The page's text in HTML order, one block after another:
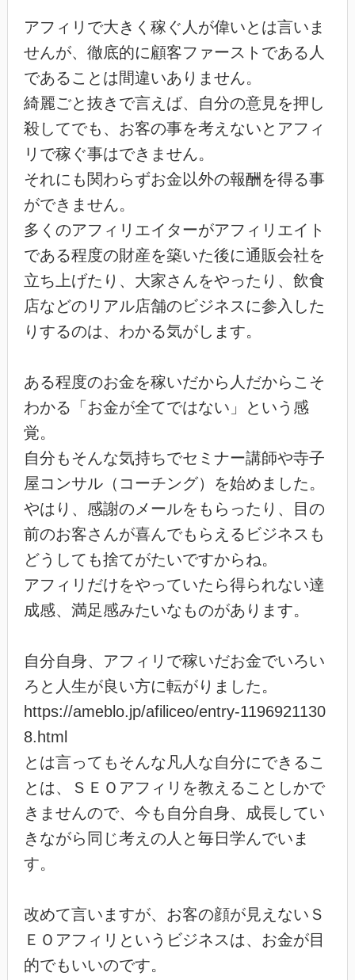
アフィリで大きく稼ぐ人が偉いとは言いま
せんが、徹底的に顧客ファーストである人
であることは間違いありません。
綺麗ごと抜きで言えば、自分の意見を押し
殺してでも、お客の事を考えないとアフィ
リで稼ぐ事はできません。
それにも関わらずお金以外の報酬を得る事
ができません。
多くのアフィリエイターがアフィリエイト
である程度の財産を築いた後に通販会社を
立ち上げたり、大家さんをやったり、飲食
店などのリアル店舗のビジネスに参入した
りするのは、わかる気がします。
ある程度のお金を稼いだから人だからこそ
わかる「お金が全てではない」という感
覚。
自分もそんな気持ちでセミナー講師や寺子
屋コンサル（コーチング）を始めました。
やはり、感謝のメールをもらったり、目の
前のお客さんが喜んでもらえるビジネスも
どうしても捨てがたいですからね。
アフィリだけをやっていたら得られない達
成感、満足感みたいなものがあります。
自分自身、アフィリで稼いだお金でいろい
ろと人生が良い方に転がりました。
https://ameblo.jp/afiliceo/entry-1196921130
8.html
とは言ってもそんな凡人な自分にできるこ
とは、ＳＥＯアフィリを教えることしかで
きませんので、今も自分自身、成長してい
きながら同じ考えの人と毎日学んでいま
す。
改めて言いますが、お客の顔が見えないＳ
ＥＯアフィリというビジネスは、お金が目
的でもいいのです。